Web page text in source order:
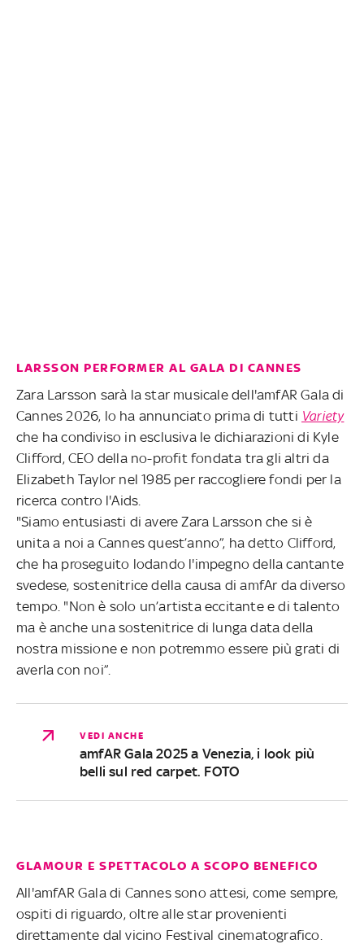
LARSSON PERFORMER AL GALA DI CANNES
Zara Larsson sarà la star musicale dell'amfAR Gala di
Cannes 2026, lo ha annunciato prima di tutti Variety
che ha condiviso in esclusiva le dichiarazioni di Kyle
Clifford, CEO della no-profit fondata tra gli altri da
Elizabeth Taylor nel 1985 per raccogliere fondi per la
ricerca contro l'Aids.
"Siamo entusiasti di avere Zara Larsson che si è
unita a noi a Cannes quest’anno”, ha detto Clifford,
che ha proseguito lodando l'impegno della cantante
svedese, sostenitrice della causa di amfAr da diverso
tempo. "Non è solo un’artista eccitante e di talento
ma è anche una sostenitrice di lunga data della
nostra missione e non potremmo essere più grati di
averla con noi”.
VEDI ANCHE
amfAR Gala 2025 a Venezia, i look più
belli sul red carpet. FOTO
GLAMOUR E SPETTACOLO A SCOPO BENEFICO
All'amfAR Gala di Cannes sono attesi, come sempre,
ospiti di riguardo, oltre alle star provenienti
direttamente dal vicino Festival cinematografico.